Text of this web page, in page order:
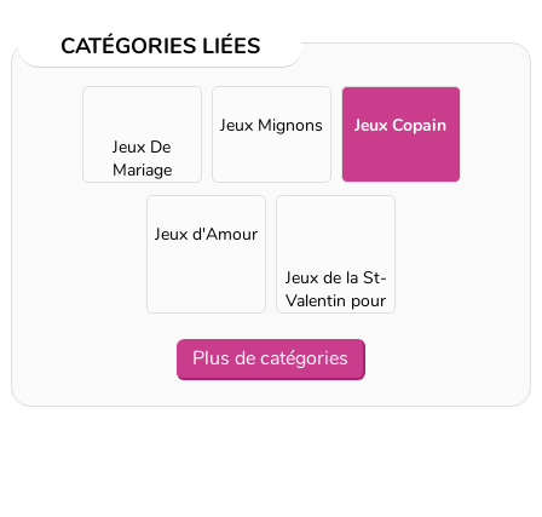
CATÉGORIES LIÉES
Jeux De
Mariage
Jeux Mignons Jeux Copain
Jeux d'Amour
Jeux de la St-
Valentin pour
Plus de catégories